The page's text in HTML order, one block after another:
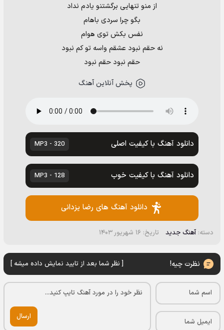
از منو تنهایی برگشتنو یادم نداد
بگو چرا سردی باهام
نفس بکش توی هوام
نه حقم نبود عشقم واسه تو کم نبود
حقم نبود حقم نبود
پخش آنلاین آهنگ
دانلود آهنگ با کیفیت اصلی 320 - MP3
دانلود آهنگ با کیفیت خوب 128 - MP3
دانلود آهنگ های رضا یزدانی
دسته: آهنگ جدید تاریخ: ۱۶ شهریور ۱۴۰۳
نظرت چیه! [ نظر شما بعد از تایید نمایش داده میشه ]
ارسال